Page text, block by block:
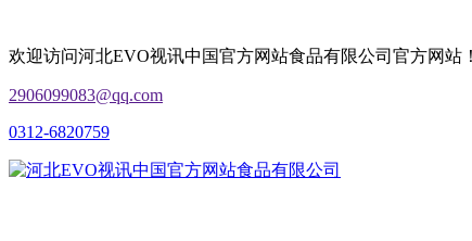
欢迎访问河北EVO视讯中国官方网站食品有限公司官方网站！
2906099083@qq.com
0312-6820759